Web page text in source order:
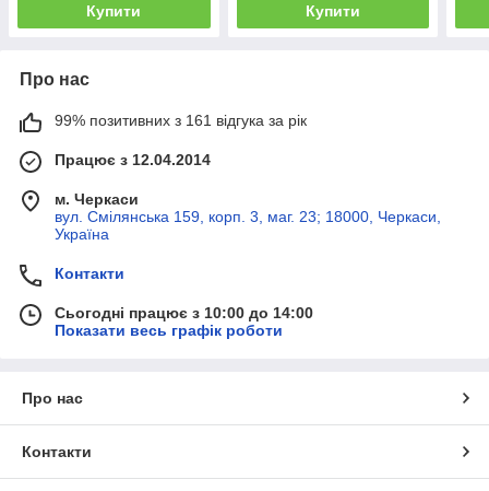
Купити Купити
Про нас
99% позитивних з 161 відгука за рік
Працює з 12.04.2014
м. Черкаси
вул. Смілянська 159, корп. 3, маг. 23; 18000, Черкаси,
Україна
Контакти
Сьогодні працює з 10:00 до 14:00
Показати весь графік роботи
Про нас
Контакти